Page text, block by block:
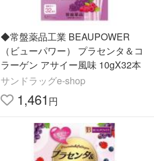
◆常盤薬品工業 BEAUPOWER
（ビューパワー） プラセンタ＆コ
ラーゲン アサイー風味 10gX32本
サンドラッグe-shop
1,461 円